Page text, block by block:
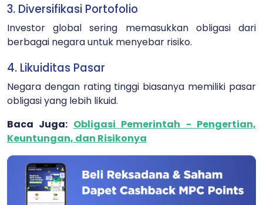
3. Diversifikasi Portofolio
Investor global sering memasukkan obligasi dari
berbagai negara untuk menyebar risiko.
4. Likuiditas Pasar
Negara dengan rating tinggi biasanya memiliki pasar
obligasi yang lebih likuid.
Baca Juga: Obligasi Pemerintah - Pengertian,
Keuntungan, dan Risikonya